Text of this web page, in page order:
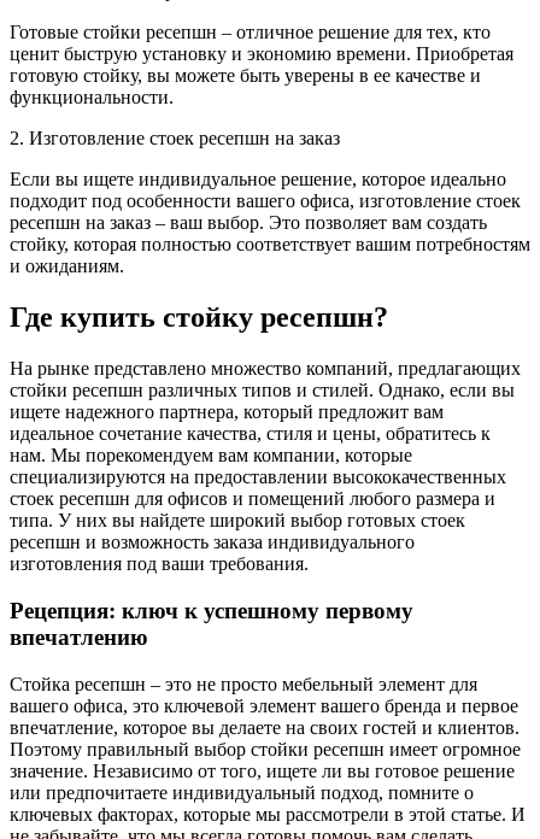
Готовые стойки ресепшн – отличное решение для тех, кто
ценит быструю установку и экономию времени. Приобретая
готовую стойку, вы можете быть уверены в ее качестве и
функциональности.
2. Изготовление стоек ресепшн на заказ
Если вы ищете индивидуальное решение, которое идеально
подходит под особенности вашего офиса, изготовление стоек
ресепшн на заказ – ваш выбор. Это позволяет вам создать
стойку, которая полностью соответствует вашим потребностям
и ожиданиям.
Где купить стойку ресепшн?
На рынке представлено множество компаний, предлагающих
стойки ресепшн различных типов и стилей. Однако, если вы
ищете надежного партнера, который предложит вам
идеальное сочетание качества, стиля и цены, обратитесь к
нам. Мы порекомендуем вам компании, которые
специализируются на предоставлении высококачественных
стоек ресепшн для офисов и помещений любого размера и
типа. У них вы найдете широкий выбор готовых стоек
ресепшн и возможность заказа индивидуального
изготовления под ваши требования.
Рецепция: ключ к успешному первому
впечатлению
Стойка ресепшн – это не просто мебельный элемент для
вашего офиса, это ключевой элемент вашего бренда и первое
впечатление, которое вы делаете на своих гостей и клиентов.
Поэтому правильный выбор стойки ресепшн имеет огромное
значение. Независимо от того, ищете ли вы готовое решение
или предпочитаете индивидуальный подход, помните о
ключевых факторах, которые мы рассмотрели в этой статье. И